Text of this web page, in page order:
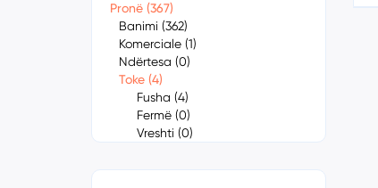
Pronë (367)
Banimi (362)
Komerciale (1)
Ndërtesa (0)
Toke (4)
Fusha (4)
Fermë (0)
Vreshti (0)